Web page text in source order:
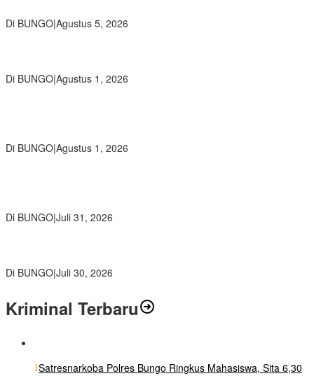
Di BUNGO|Agustus 5, 2026
Di BUNGO|Agustus 1, 2026
Di BUNGO|Agustus 1, 2026
Di BUNGO|Juli 31, 2026
Di BUNGO|Juli 30, 2026
Kriminal Terbaru
1Satresnarkoba Polres Bungo Ringkus Mahasiswa, Sita 6,30